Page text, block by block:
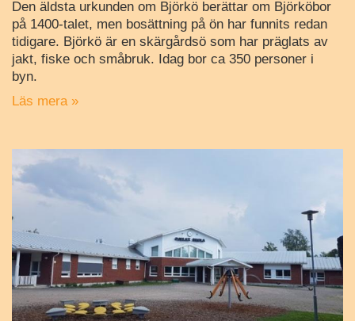
Den äldsta urkunden om Björkö berättar om Björköbor
på 1400-talet, men bosättning på ön har funnits redan
tidigare. Björkö är en skärgårdsö som har präglats av
jakt, fiske och småbruk. Idag bor ca 350 personer i
byn.
Läs mera »